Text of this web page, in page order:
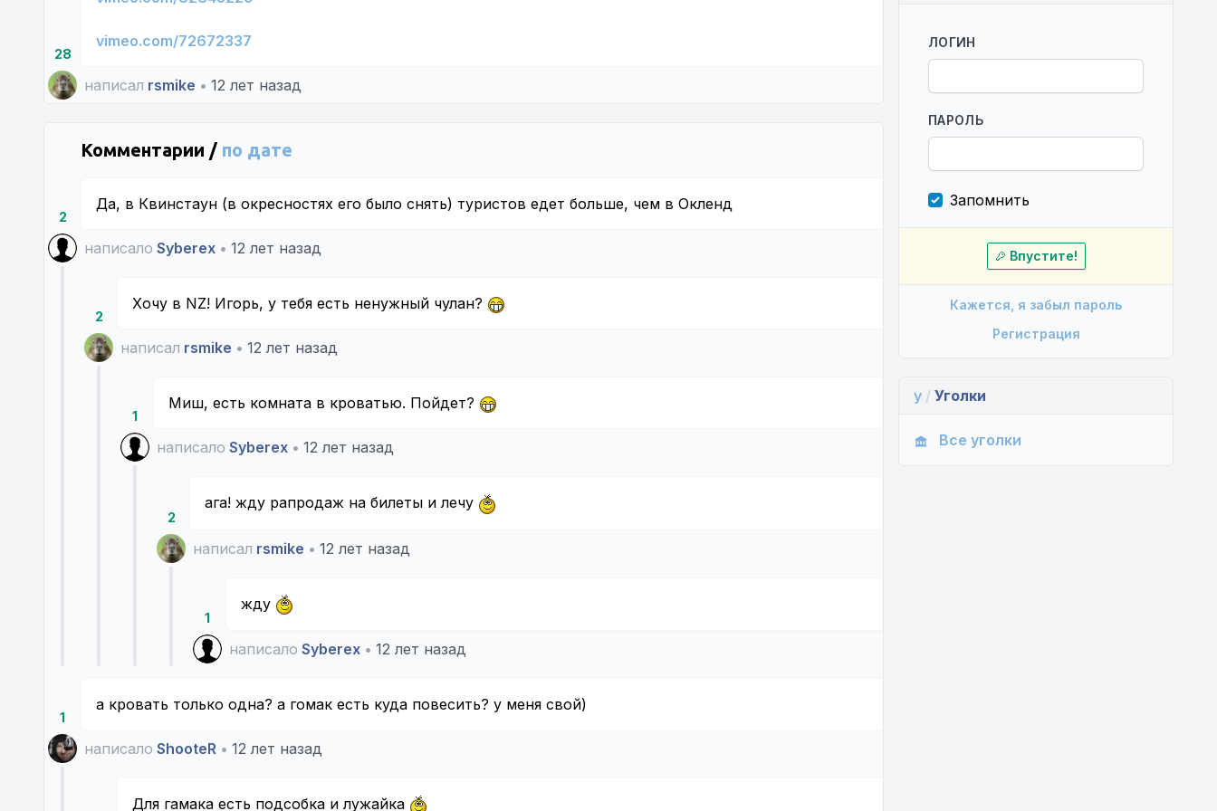
28
vimeo.com/72672337
написал rsmike • 12 лет назад
Комментарии / по дате
2
Да, в Квинстаун (в окресностях его было снять) туристов едет больше, чем в Окленд
написало Syberex • 12 лет назад
2
Хочу в NZ! Игорь, у тебя есть ненужный чулан?
написал rsmike • 12 лет назад
1
Миш, есть комната в кроватью. Пойдет?
написало Syberex • 12 лет назад
2
ага! жду рапродаж на билеты и лечу
написал rsmike • 12 лет назад
1
жду
написало Syberex • 12 лет назад
1
а кровать только одна? а гомак есть куда повесить? у меня свой)
написало ShooteR • 12 лет назад
Для гамака есть подсобка и лужайка
ЛОГИН
ПАРОЛЬ
Запомнить
Впустите!
Кажется, я забыл пароль
Регистрация
y / Уголки
Все уголки